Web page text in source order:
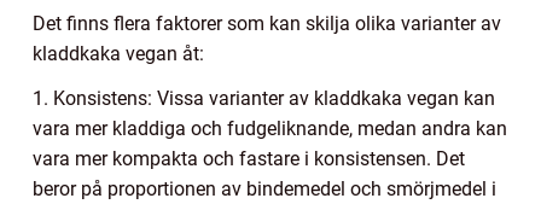
Det finns flera faktorer som kan skilja olika varianter av
kladdkaka vegan åt:
1. Konsistens: Vissa varianter av kladdkaka vegan kan
vara mer kladdiga och fudgeliknande, medan andra kan
vara mer kompakta och fastare i konsistensen. Det
beror på proportionen av bindemedel och smörjmedel i